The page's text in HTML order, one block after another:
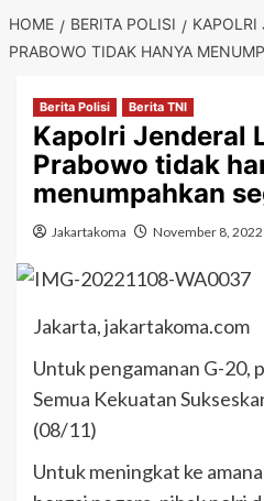
HOME BERITA POLISI
KAPOLRI
PRABOWO TIDAK HANYA
Berita Polisi Berita TNI
Kapolri Jenderal
Prabowo tidak
menumpahkan
Jakartakoma November 8, 2022
Jakarta, jakartakoma.com
Untuk pengamanan G-20,
Semua Kekuatan
(08/11)
Untuk meningkat ke